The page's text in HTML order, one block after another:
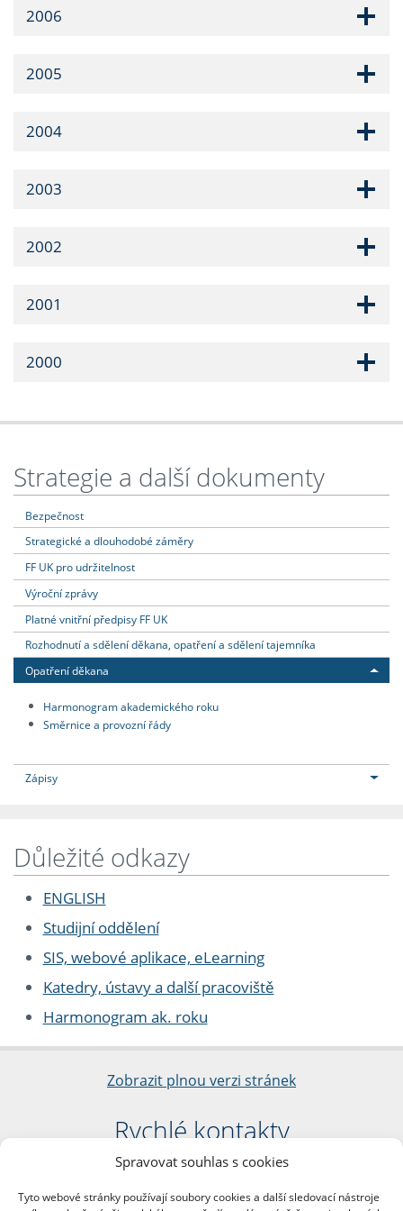
Spravovat souhlas s cookies
Tyto webové stránky používají soubory cookies a další sledovací nástroje
2006
2005
2004
2003
2002
2001
2000
Strategie a další dokumenty
Bezpečnost
Strategické a dlouhodobé záměry
FF UK pro udržitelnost
Výroční zprávy
Platné vnitřní předpisy FF UK
Rozhodnutí a sdělení děkana, opatření a sdělení tajemníka
Opatření děkana
Harmonogram akademického roku
Směrnice a provozní řády
Zápisy
Důležité odkazy
ENGLISH
Studijní oddělení
SIS, webové aplikace, eLearning
Katedry, ústavy a další pracoviště
Harmonogram ak. roku
Zobrazit plnou verzi stránek
Rychlé kontakty
Filozofická fakulta
nám. Jana Palacha 1/2